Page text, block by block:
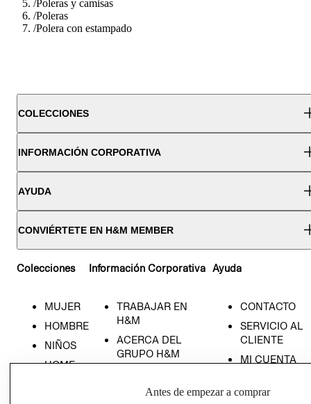
/Poleras y camisas
/Poleras
/Polera con estampado
COLECCIONES
INFORMACIÓN CORPORATIVA
AYUDA
CONVIÉRTETE EN H&M MEMBER
Colecciones
MUJER
HOMBRE
NIÑOS
HOME
Información Corporativa
TRABAJAR EN
H&M
ACERCA DEL
GRUPO H&M
SOCIAL
Ayuda
CONTACTO
SERVICIO AL
CLIENTE
MI CUENTA
TIENDAS
Antes de empezar a comprar